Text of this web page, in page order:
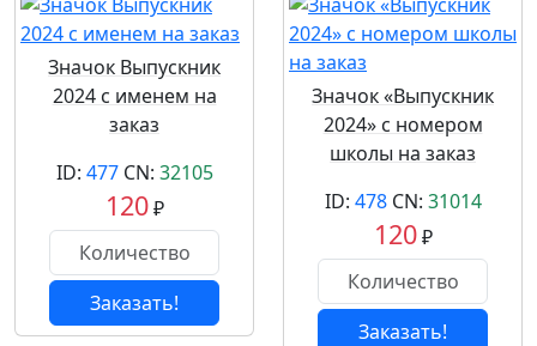
Значок Выпускник
2024 с именем на
заказ
ID: 477CN: 32105
120₽
Заказать!
Значок «Выпускник
2024» с номером
школы на заказ
ID: 478CN: 31014
120₽
Заказать!